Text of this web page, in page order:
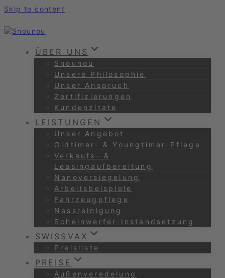
Skip to content
ÜBER UNS
Snounou
Unsere Philosophie
Unser Anspruch
Zertifizierungen
Kundenzitate
LEISTUNGEN
Unser Angebot
Oldtimer- & Youngtimer-Pflege
Verkaufs- &
Leasingaufbereitung
Nanoversiegelung
Arbeitsbeispiele
Fahrzeugpflege
Nassreinigung
Scheinwerfer-Instandsetzung
SWISSVAX
Preisliste
PREISE
Außenveredelung